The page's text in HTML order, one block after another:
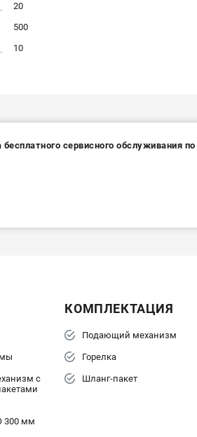
20
500
10
бесплатного сервисного обслуживания
с
300 мм
КОМПЛЕКТАЦИЯ
Подающий механизм
Горелка
Шланг-пакет